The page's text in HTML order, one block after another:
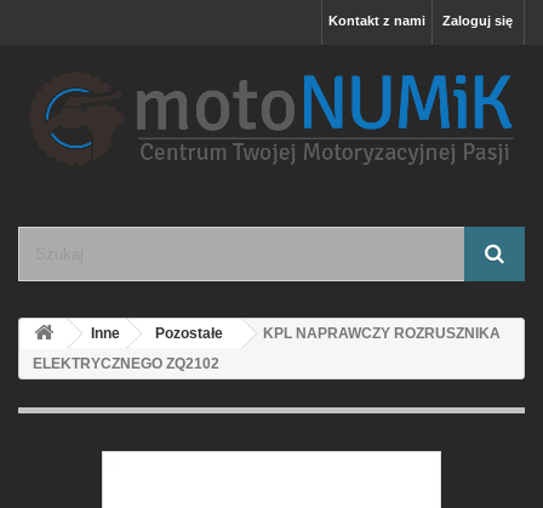
Zaloguj się
Kontakt z nami
Inne Pozostałe
KPL NAPRAWCZY ROZRUSZNIKA
ELEKTRYCZNEGO ZQ2102